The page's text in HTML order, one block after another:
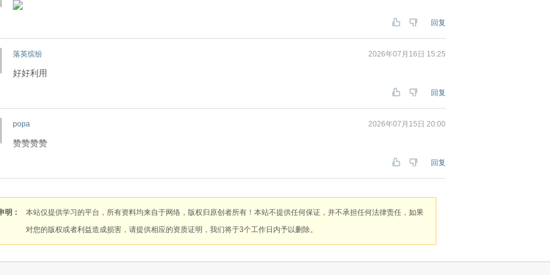
回复
落英缤纷 2026年07月16日 15:25
好好利用
回复
popa 2026年07月15日 20:00
赞赞赞赞
回复
明：
本站仅提供学习的平台，所有资料均来自于网络，版权归原创者所有！本站不提供任何保证，并不承担任何法律责任，如果
对您的版权或者利益造成损害，请提供相应的资质证明，我们将于3个工作日内予以删除。